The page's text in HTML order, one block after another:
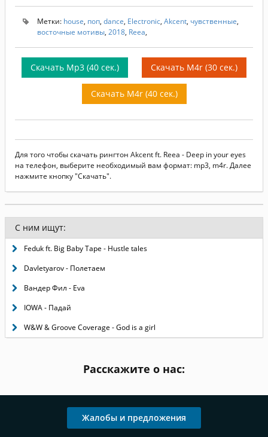
Метки: house, поп, dance, Electronic, Akcent, чувственные,
восточные мотивы, 2018, Reea,
Скачать Mp3 (40 сек.) Скачать M4r (30 сек.)
Скачать M4r (40 сек.)
Для того чтобы скачать рингтон Akcent ft. Reea - Deep in your eyes
на телефон, выберите необходимый вам формат: mp3, m4r. Далее
нажмите кнопку "Скачать".
С ним ищут:
Feduk ft. Big Baby Tape - Hustle tales
Davletyarov - Полетаем
Вандер Фил - Eva
IOWA - Падай
W&W & Groove Coverage - God is a girl
Расскажите о нас:
Жалобы и предложения